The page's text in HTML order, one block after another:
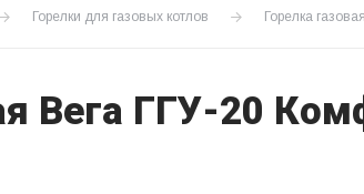
Горелки для газовых котлов Горелка
Вега ГГУ-20